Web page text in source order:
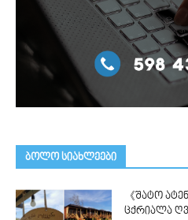
ᲑᲝᲚᲝ ᲡᲘᲐᲮᲚᲔᲔᲑᲘ
《შატო
ცქრიალა